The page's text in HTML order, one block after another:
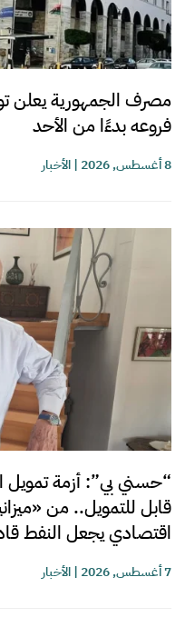
مصرف الجمهورية يعلن
فروعه بدءًا من الأحد
8 أغسطس, 2026 |الأخبار
“حسني بي”: أزمة تمويل
قابل للتمويل.. من
اقتصادي يجعل النفط
7 أغسطس, 2026 |الأخبار